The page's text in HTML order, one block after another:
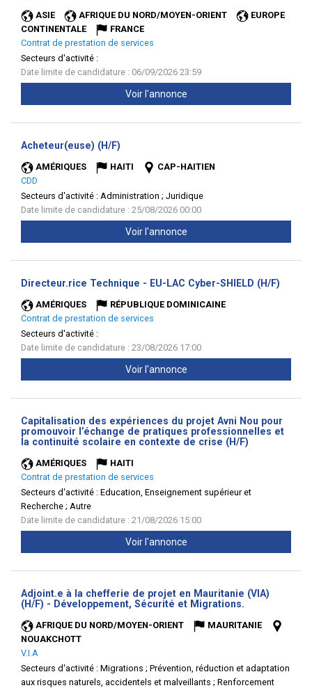
ASIE AFRIQUE DU NORD/MOYEN-ORIENT
EUROPE
CONTINENTALE
FRANCE
Contrat de prestation de services
Secteurs d'activité :
Date limite de candidature : 06/09/2026 23:59
Voir l'annonce
Acheteur(euse) (H/F)
AMÉRIQUES HAITI
CAP-HAITIEN
CDD
Secteurs d'activité : Administration ; Juridique
Date limite de candidature : 25/08/2026 00:00
Voir l'annonce
Directeur.rice Technique - EU-LAC Cyber-SHIELD (H/F)
AMÉRIQUES
RÉPUBLIQUE DOMINICAINE
Contrat de prestation de services
Secteurs d'activité :
Date limite de candidature : 23/08/2026 17:00
Voir l'annonce
Capitalisation des expériences du projet Avni Nou pour
promouvoir l’échange de pratiques professionnelles et
la continuité scolaire en contexte de crise (H/F)
AMÉRIQUES
HAITI
Contrat de prestation de services
Secteurs d'activité : Education, Enseignement supérieur et
Recherche ; Autre
Date limite de candidature : 21/08/2026 15:00
Voir l'annonce
Adjoint.e à la chefferie de projet en Mauritanie (VIA)
(H/F) - Développement, Sécurité et Migrations.
AFRIQUE DU NORD/MOYEN-ORIENT
MAURITANIE
NOUAKCHOTT
V.I.A
Secteurs d'activité : Migrations ; Prévention, réduction et adaptation
aux risques naturels, accidentels et malveillants ; Renforcement